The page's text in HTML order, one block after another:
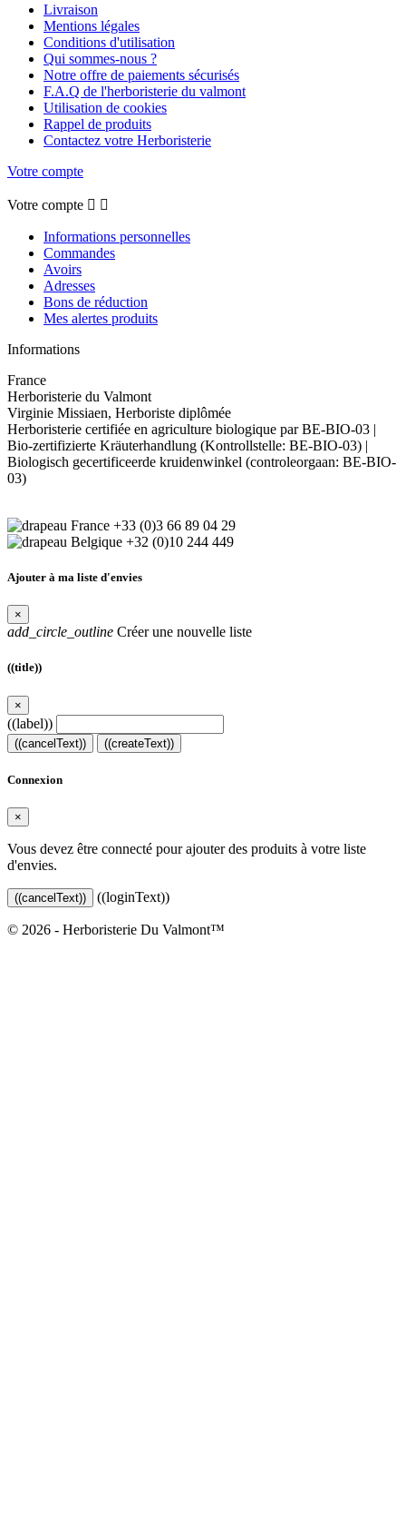
Livraison
Mentions légales
Conditions d'utilisation
Qui sommes-nous ?
Notre offre de paiements sécurisés
F.A.Q de l'herboristerie du valmont
Utilisation de cookies
Rappel de produits
Contactez votre Herboristerie
Votre compte
Votre compte  
Informations personnelles
Commandes
Avoirs
Adresses
Bons de réduction
Mes alertes produits
Informations
France
Herboristerie du Valmont
Virginie Missiaen, Herboriste diplômée
Herboristerie certifiée en agriculture biologique par BE-BIO-03 |
Bio-zertifizierte Kräuterhandlung (Kontrollstelle: BE-BIO-03) |
Biologisch gecertificeerde kruidenwinkel (controleorgaan: BE-BIO-
03)
+33 (0)3 66 89 04 29
+32 (0)10 244 449
Ajouter à ma liste d'envies
×
add_circle_outline Créer une nouvelle liste
((title))
×
((label))
((cancelText)) ((createText))
Connexion
×
Vous devez être connecté pour ajouter des produits à votre liste
d'envies.
((cancelText)) ((loginText))
© 2026 - Herboristerie Du Valmont™